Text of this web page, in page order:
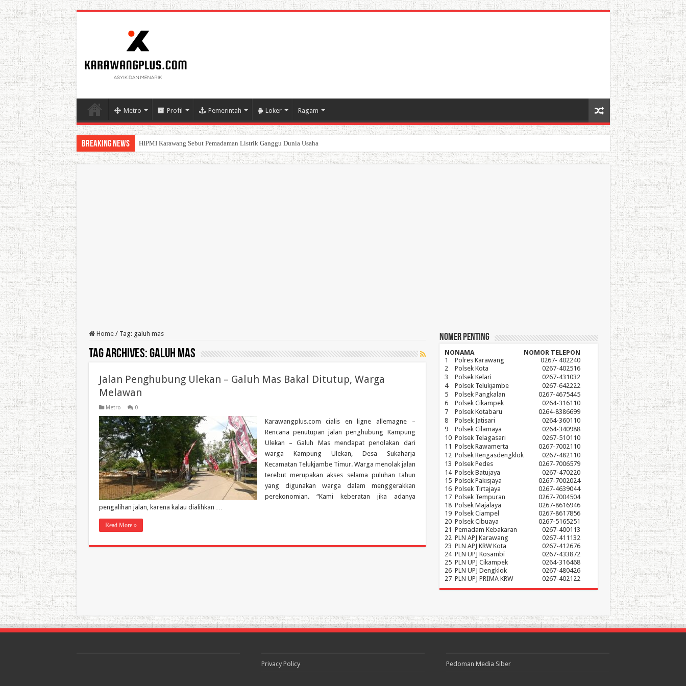
Metro Profil Pemerintah Loker Ragam
Breaking News HIPMI Karawang Sebut Pemadaman Listrik Ganggu Dunia Usaha
Home / Tag: galuh mas
Tag Archives:galuh mas
Jalan Penghubung Ulekan – Galuh Mas Bakal Ditutup, Warga
Melawan
Metro 0
Karawangplus.com cialis en ligne allemagne –
Rencana penutupan jalan penghubung Kampung
Ulekan – Galuh Mas mendapat penolakan dari
warga Kampung Ulekan, Desa Sukaharja
Kecamatan Telukjambe Timur. Warga menolak jalan
terebut merupakan akses selama puluhan tahun
yang digunakan warga dalam menggerakkan
perekonomian. “Kami keberatan jika adanya
pengalihan jalan, karena kalau dialihkan …
Read More »
Nomer Penting
NONAMA
NOMOR TELEPON
1
Polres Karawang
0267- 402240
2
Polsek Kota
0267-402516
3
Polsek Kelari
0267-431032
4
Polsek Telukjambe
0267-642222
5
Polsek Pangkalan
0267-4675445
6
Polsek Cikampek
0264-316110
7
Polsek Kotabaru
0264-8386699
8
Polsek Jatisari
0264-360110
9
Polsek Cilamaya
0264-340988
10 Polsek Telagasari
0267-510110
11 Polsek Rawamerta
0267-7002110
12 Polsek Rengasdengklok
0267-482110
13 Polsek Pedes
0267-7006579
14 Polsek Batujaya
0267-470220
15 Polsek Pakisjaya
0267-7002024
16 Polsek Tirtajaya
0267-4639044
17 Polsek Tempuran
0267-7004504
18 Polsek Majalaya
0267-8616946
19 Polsek Ciampel
0267-8617856
20 Polsek Cibuaya
0267-5165251
21 Pemadam Kebakaran
0267-400113
22 PLN APJ Karawang
0267-411132
23 PLN APJ KRW Kota
0267-412676
24 PLN UPJ Kosambi
0267-433872
25 PLN UPJ Cikampek
0264-316468
26 PLN UPJ Dengklok
0267-480426
27 PLN UPJ PRIMA KRW 0267-402122
Privacy Policy Pedoman Media Siber